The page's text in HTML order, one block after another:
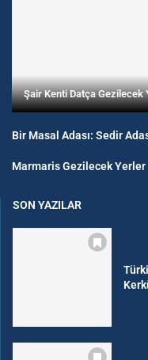
Şair Kenti Datça Gezilecek
Bir Masal Adası: Sedir
Marmaris Gezilecek Yerler
SON YAZILAR